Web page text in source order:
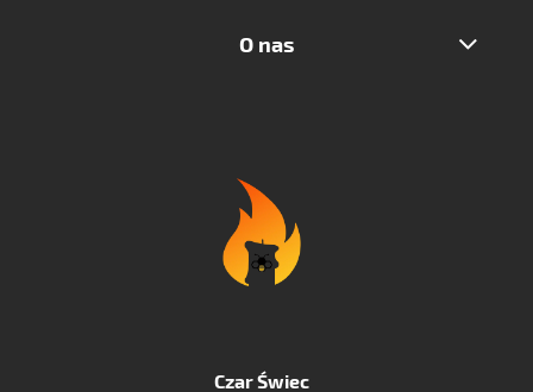
O nas
Czar Świec